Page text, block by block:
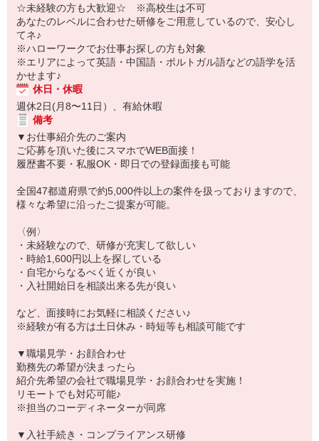
☆未経験の方も大歓迎☆ ※高校生は不可
あなたのレベルに合わせた研修をご用意しているので、安心し
てネ♪
※ハローワークでお仕事お探しの方も対象
※エリアによって英語・中国語・ポルトガル語などの語学を活
かせます♪
休日・休暇
週休2日(月8〜11日）、有給休暇
備考
▼お仕事紹介先のご案内
ご応募を頂いた後にスマホでWEB面接！
履歴書不要・私服OK・即日での登録面接も可能
全国47都道府県で約5,000件以上の案件を扱っておりますので、
様々な希望に沿ったご提案が可能。
〈例〉
・未経験なので、研修が充実して欲しい
・時給1,600円以上を探している
・自宅からなるべく近くが良い
・入社開始日を相談出来る先が良い
など、面接時にお気軽に相談ください♪
※経験が有る方は土日休み・時短等も相談可能です
▼職場見学・お顔合わせ
勤務先の希望が決まったら
紹介先希望の会社で職場見学・お顔合わせを実施！
リモートでも対応可能♪
※担当のコーディネーターが同席
▼入社手続き・コンプライアンス研修